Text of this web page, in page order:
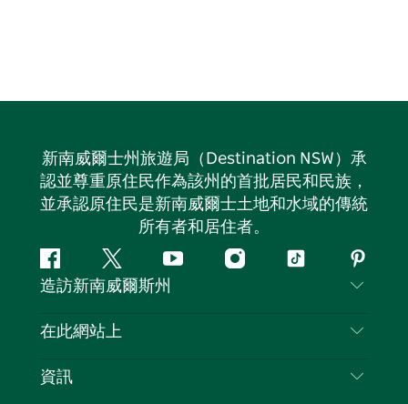
新南威爾士州旅遊局（Destination NSW）承
認並尊重原住民作為該州的首批居民和民族，
並承認原住民是新南威爾士土地和水域的傳統
所有者和居住者。
Facebook嘰
嘰
喳
Youtube Instagram
抖
造訪新南威爾斯州
聯絡我們
隱私
在此網站上
目的地
資訊